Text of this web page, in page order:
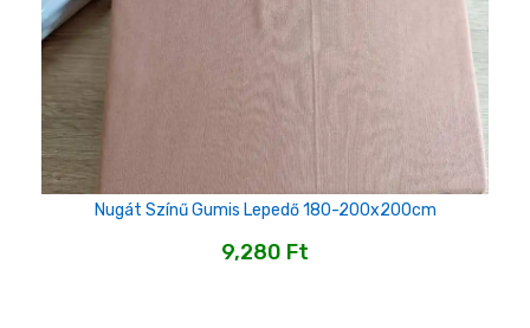
Nugát Színű Gumis Lepedő 180-200x200cm
9,280 Ft